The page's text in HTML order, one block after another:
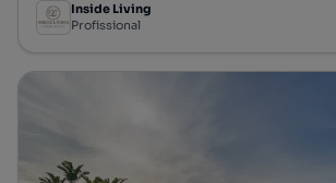
Inside Living
Profissional